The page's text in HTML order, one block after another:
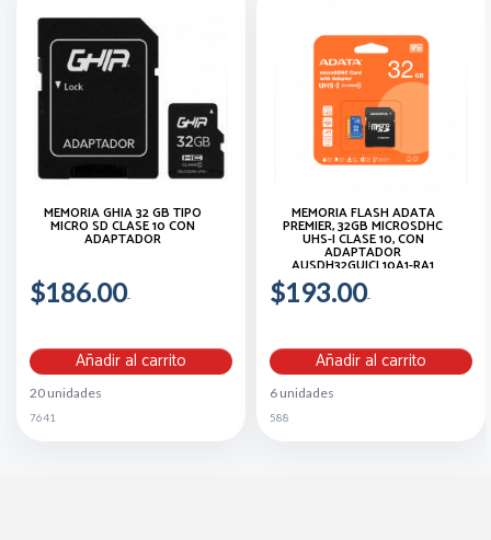
MEMORIA GHIA 32 GB TIPO
MICRO SD CLASE 10 CON
ADAPTADOR
$186.00
Añadir al carrito
20 unidades
7641
MEMORIA FLASH ADATA
PREMIER, 32GB MICROSDHC
UHS-I CLASE 10, CON
ADAPTADOR
AUSDH32GUICL10A1-RA1
$193.00
Añadir al carrito
6 unidades
588